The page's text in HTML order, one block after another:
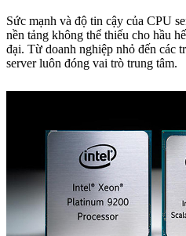
Sức mạnh và độ tin cậy của CPU
nền tảng không thể thiếu cho hầu
đại. Từ doanh nghiệp nhỏ đến các
server luôn đóng vai trò trung tâm.